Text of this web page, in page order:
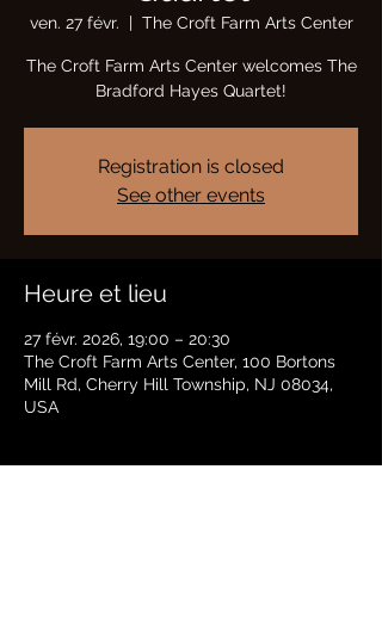
ven. 27 févr.
  |
The Croft Farm Arts Center
The Croft Farm Arts Center welcomes The
Bradford Hayes Quartet!
Registration is closed
See other events
Heure et lieu
27 févr. 2026, 19:00 – 20:30
The Croft Farm Arts Center, 100 Bortons
Mill Rd, Cherry Hill Township, NJ 08034,
USA